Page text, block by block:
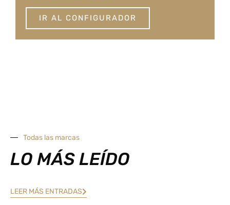
IR AL CONFIGURADOR
Todas las marcas
LO MÁS LEÍDO
LEER MÁS ENTRADAS